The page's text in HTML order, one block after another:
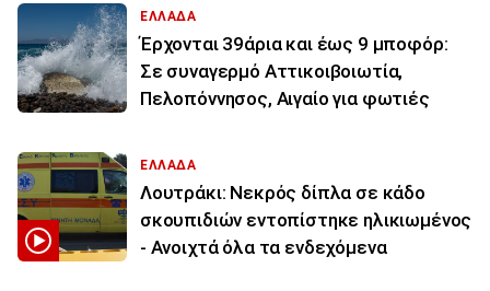
ΕΛΛΑΔΑ
Έρχονται 39άρια και έως 9 μποφόρ:
Σε συναγερμό Αττικοιβοιωτία,
Πελοπόννησος, Αιγαίο για φωτιές
ΕΛΛΑΔΑ
Λουτράκι: Νεκρός δίπλα σε κάδο
σκουπιδιών εντοπίστηκε ηλικιωμένος
- Ανοιχτά όλα τα ενδεχόμενα